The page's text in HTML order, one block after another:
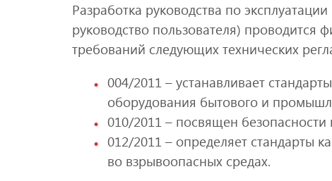
Разработка руководства по
руководство пользователя)
требований следующих технических
004/2011 – устанавливает
оборудования бытового и
010/2011 – посвящен
012/2011 – определяет стандарты
во взрывоопасных средах.